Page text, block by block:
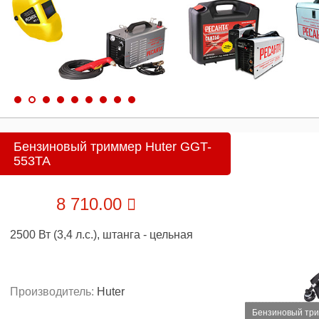
Бензиновый триммер Huter GGT-
553TA
8 710.00
2500 Вт (3,4 л.с.), штанга - цельная
Производитель: Huter
Бензиновый